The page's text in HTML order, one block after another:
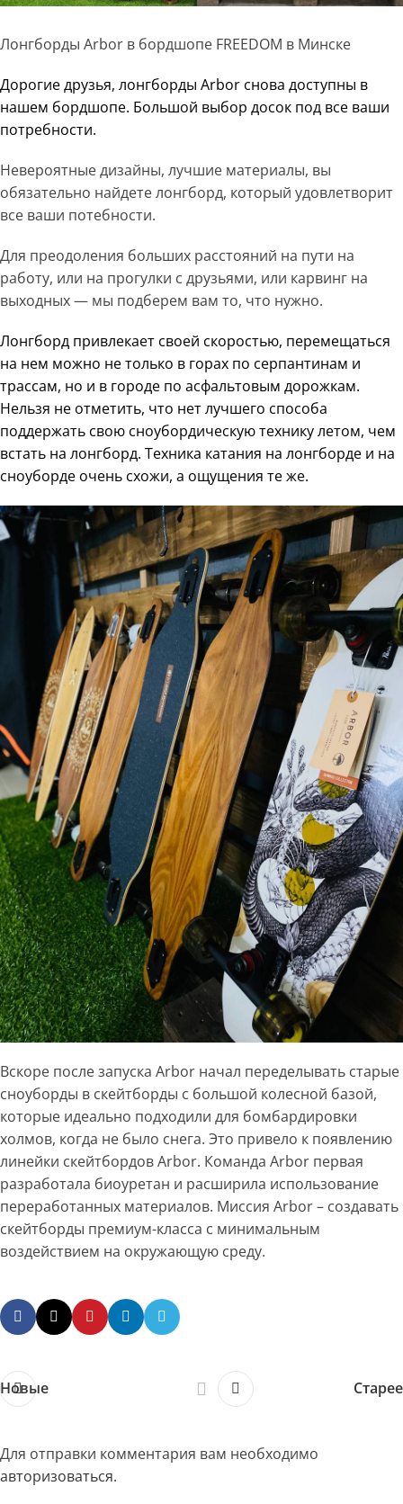
Лонгборды Arbor в бордшопе FREEDOM в Минске
Дорогие друзья, лонгборды Arbor снова доступны в
нашем бордшопе. Большой выбор досок под все ваши
потребности.
Невероятные дизайны, лучшие материалы, вы
обязательно найдете лонгборд, который удовлетворит
все ваши потебности.
Для преодоления больших расстояний на пути на
работу, или на прогулки с друзьями, или карвинг на
выходных — мы подберем вам то, что нужно.
Лонгборд привлекает своей скоростью, перемещаться
на нем можно не только в горах по серпантинам и
трассам, но и в городе по асфальтовым дорожкам.
Нельзя не отметить, что нет лучшего способа
поддержать свою сноубордическую технику летом, чем
встать на лонгборд. Техника катания на лонгборде и на
сноуборде очень схожи, а ощущения те же.
Вскоре после запуска Arbor начал переделывать старые
сноуборды в скейтборды с большой колесной базой,
которые идеально подходили для бомбардировки
холмов, когда не было снега. Это привело к появлению
линейки скейтбордов Arbor. Команда Arbor первая
разработала биоуретан и расширила использование
переработанных материалов. Миссия Arbor – создавать
скейтборды премиум-класса с минимальным
воздействием на окружающую среду.
Новые Старее
Для отправки комментария вам необходимо
авторизоваться.